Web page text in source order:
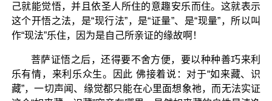
己就能觉悟，并且依圣人所住的意趣安乐而住。这就表示
这个开悟之法，是“现行法”，是“证量”、是“现量”，所以叫
作“现法”乐住，因为是自己所亲证的缘故啊！
菩萨证悟之后，还得要不舍方便，要以种种善巧来利
乐有情，来利乐众生。因此 佛接着说：对于“如来藏、识
藏”，一切声闻、缘觉都只能在心里面想象祂，而无法实证